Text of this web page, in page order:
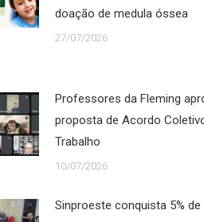
doação de medula óssea
27/07/2026
Professores da Fleming
proposta de Acordo
Trabalho
10/07/2026
Sinproeste conquista 5% de